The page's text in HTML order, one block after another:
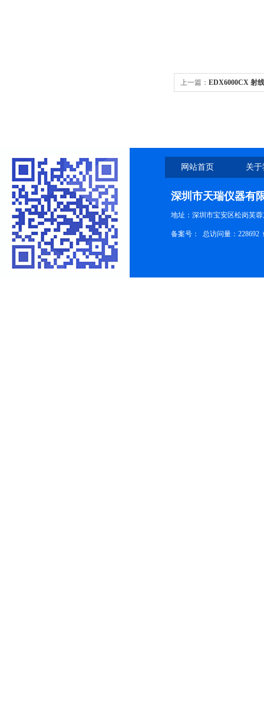
上一篇： EDX6000CX 射
网站首页 关
深圳市天瑞仪器有
地址：深圳市宝安区松岗芙
备案号： 总访问量：228692